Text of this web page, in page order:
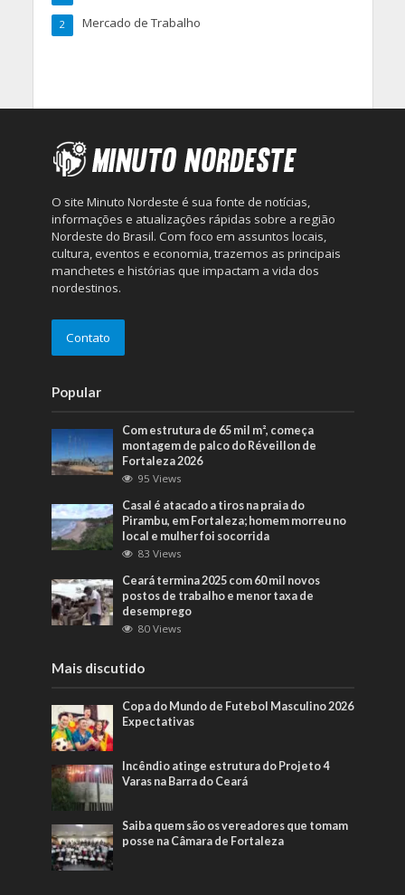
Mercado de Trabalho
2
O site Minuto Nordeste é sua fonte de notícias,
informações e atualizações rápidas sobre a região
Nordeste do Brasil. Com foco em assuntos locais,
cultura, eventos e economia, trazemos as principais
manchetes e histórias que impactam a vida dos
nordestinos.
Contato
Popular
Com estrutura de 65 mil m², começa
montagem de palco do Réveillon de
Fortaleza 2026
95 Views
Casal é atacado a tiros na praia do
Pirambu, em Fortaleza; homem morreu no
local e mulher foi socorrida
83 Views
Ceará termina 2025 com 60 mil novos
postos de trabalho e menor taxa de
desemprego
80 Views
Mais discutido
Copa do Mundo de Futebol Masculino 2026
Expectativas
Incêndio atinge estrutura do Projeto 4
Varas na Barra do Ceará
Saiba quem são os vereadores que tomam
posse na Câmara de Fortaleza